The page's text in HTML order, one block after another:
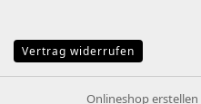
Vertrag widerrufen
Onlineshop erstellen